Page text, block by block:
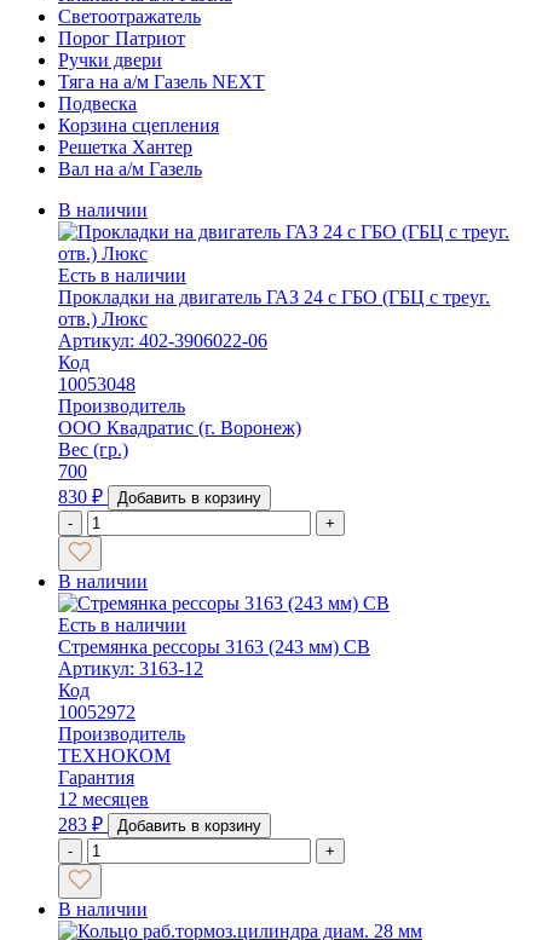
Светоотражатель
Порог Патриот
Ручки двери
Тяга на а/м Газель NEXT
Подвеска
Корзина сцепления
Решетка Хантер
Вал на а/м Газель
В наличии
Есть в наличии
Прокладки на двигатель ГАЗ 24 с ГБО (ГБЦ с треуг.
отв.) Люкс
Артикул: 402-3906022-06
Код
10053048
Производитель
ООО Квадратис (г. Воронеж)
Вес (гр.)
700
830 ₽
Добавить в корзину
-
+
В наличии
Есть в наличии
Стремянка рессоры 3163 (243 мм) СВ
Артикул: 3163-12
Код
10052972
Производитель
ТЕХНОКОМ
Гарантия
12 месяцев
283 ₽
Добавить в корзину
-
+
В наличии